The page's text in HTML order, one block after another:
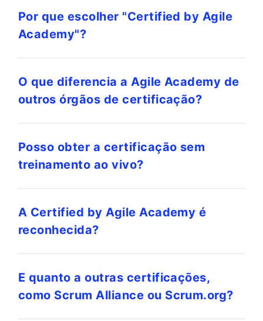
Por que escolher "Certified by Agile
Academy"?
O que diferencia a Agile Academy de
outros órgãos de certificação?
Posso obter a certificação sem
treinamento ao vivo?
A Certified by Agile Academy é
reconhecida?
E quanto a outras certificações,
como Scrum Alliance ou Scrum.org?